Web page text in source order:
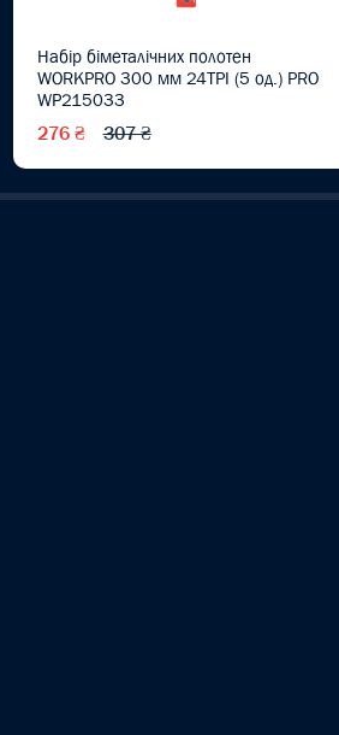
Набір біметалічних полотен
WORKPRO 300 мм 24TPI (5 од.) PRO
WP215033
276 ₴ 307 ₴